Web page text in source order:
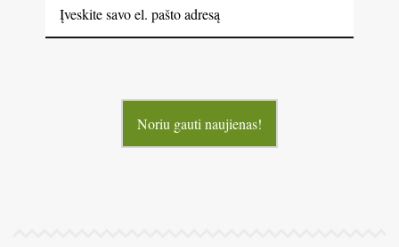
Noriu gauti naujienas!